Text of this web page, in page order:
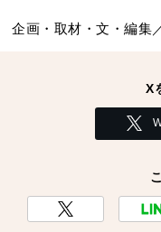
企画・取材・文・編集
X